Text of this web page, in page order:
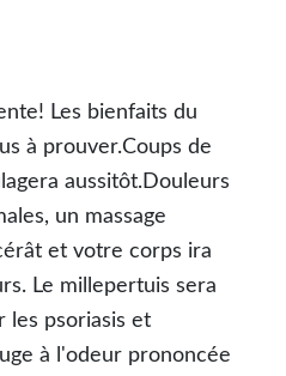
Les bienfaits du
à prouver.Coups de
aussitôt.Douleurs
un massage
et votre corps ira
Le millepertuis sera
les psoriasis et
à l'odeur prononcée